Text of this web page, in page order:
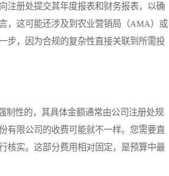
注册处提交其年度报表和财务报表，以确
，这可能还涉及到农业营销局（AMA）或
步，因为合规的复杂性直接关联到所需投
性的，其具体金额通常由公司注册处规
有限公司的收费可能就不一样。您需要直
核实。这部分费用相对固定，是预算中最